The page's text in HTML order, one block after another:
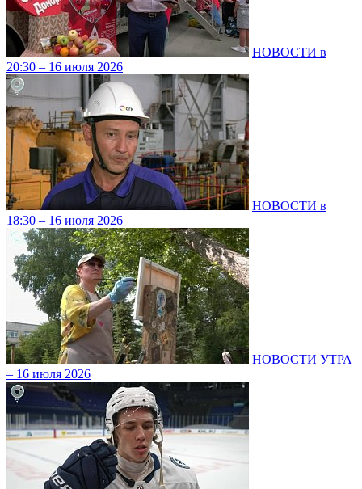
НОВОСТИ в
20:30 – 16 июля 2026
НОВОСТИ в
18:30 – 16 июля 2026
НОВОСТИ УТРА
– 16 июля 2026